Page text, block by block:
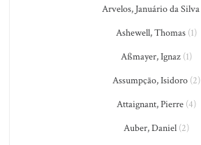
Arvelos, Januário da Silva
Ashewell, Thomas (1)
Aßmayer, Ignaz (1)
Assumpção, Isidoro (2)
Attaignant, Pierre (4)
Auber, Daniel (2)